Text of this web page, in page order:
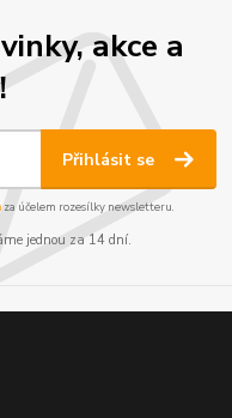
akce a
Přihlásit se
za účelem rozesílky newsletteru.
jednou za 14 dní.